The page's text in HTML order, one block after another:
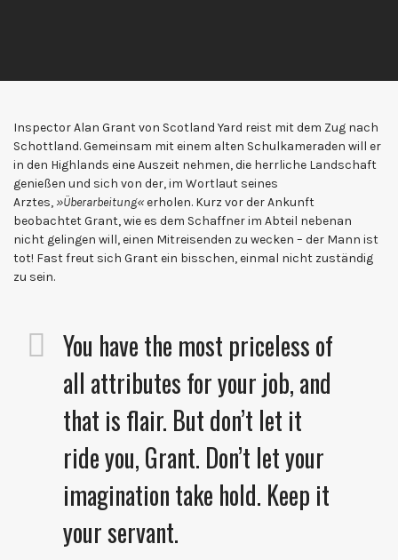
Inspector Alan Grant von Scotland Yard reist mit dem Zug nach
Schottland. Gemeinsam mit einem alten Schulkameraden will er
in den Highlands eine Auszeit nehmen, die herrliche Landschaft
genießen und sich von der, im Wortlaut seines
Arztes,»Überarbeitung«erholen. Kurz vor der Ankunft
beobachtet Grant, wie es dem Schaffner im Abteil nebenan
nicht gelingen will, einen Mitreisenden zu wecken – der Mann ist
tot! Fast freut sich Grant ein bisschen, einmal nicht zuständig
zu sein.
You have the most priceless of
all attributes for your job, and
that is flair. But don’t let it
ride you, Grant. Don’t let your
imagination take hold. Keep it
your servant.